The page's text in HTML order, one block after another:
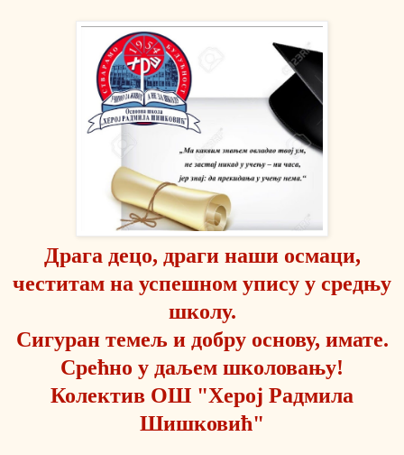
Драга децо, драги наши осмаци,
честитам на успешном упису у средњу
школу.
Сигуран темељ и добру основу, имате.
Срећно у даљем школовању!
Колектив ОШ "Херој Радмила
Шишковић"